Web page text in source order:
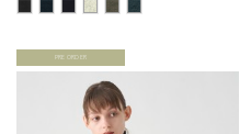
PRE ORDER